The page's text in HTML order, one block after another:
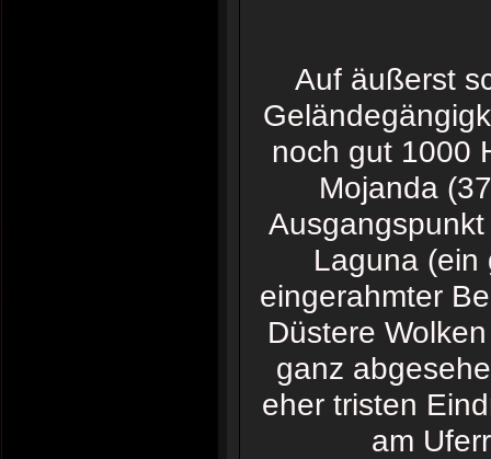
Auf äußerst
noch gut 1000
Mojanda
Laguna (ein
eingerahmter
Düstere
ganz
eher tristen
am